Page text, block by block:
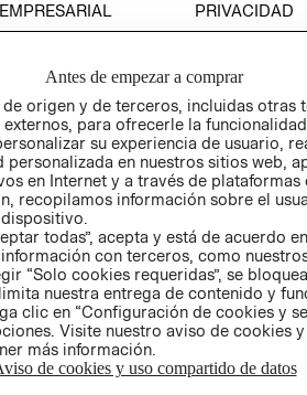
EMPRESARIAL
PRIVACIDAD
AVISO DE
LIBRO DE
Antes de empezar a comprar
origen y de terceros, incluidas otras
para ofrecerle la
su experiencia de usuario,
en nuestros sitios web,
en Internet y a través de plataformas
recopilamos información sobre el
todas”, acepta y está de acuerdo
con terceros, como
“Solo cookies requeridas”, se
nuestra entrega de contenido y
clic en “Configuración de cookies y
Visite nuestro aviso de cookies
más información.
de cookies y uso compartido de datos